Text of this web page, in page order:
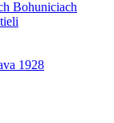
Bohuniciach
1928